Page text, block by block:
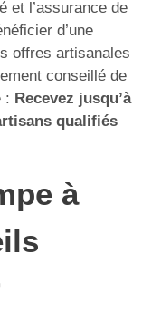
et l’assurance de
d’une
offres artisanales
conseillé de
: Recevez jusqu’à
qualifiés
à